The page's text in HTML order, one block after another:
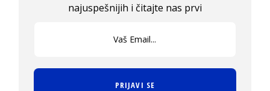
najuspešnijih i čitajte nas prvi
PRIJAVI SE